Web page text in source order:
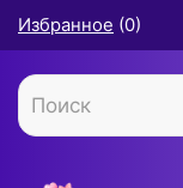
Избранное (0)